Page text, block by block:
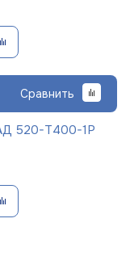
Сравнить
520-Т400-1Р